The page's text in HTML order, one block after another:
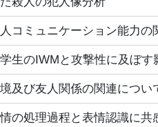
コミュニケーション能力の
生のIWMと攻撃性に及ぼす
及び友人関係の関連につい
の処理過程と表情認識に